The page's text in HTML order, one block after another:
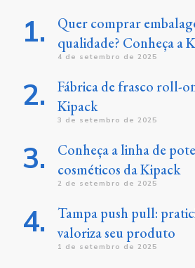
Quer comprar
qualidade? Conheça a
4 de setembro de 2025
Fábrica de frasco roll-
Kipack
3 de setembro de 2025
Conheça a linha de
cosméticos da Kipack
2 de setembro de 2025
Tampa push pull:
valoriza seu produto
1 de setembro de 2025